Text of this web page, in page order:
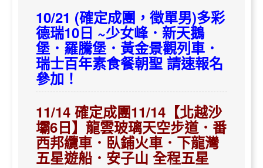
10/21 (確定成團，徵單男)多彩
德瑞10日 ~少女峰．新天鵝
堡．羅騰堡．黃金景觀列車．
瑞士百年素食餐朝聖 請速報名
參加！
11/14 確定成團11/14【北越沙
壩6日】龍雲玻璃天空步道．番
西邦纜車．臥鋪火車．下龍灣
五星遊船．安子山 全程五星